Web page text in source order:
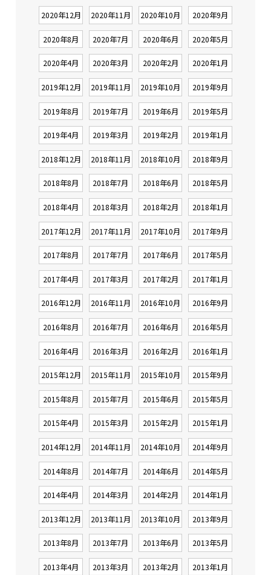
2020年12月 2020年11月 2020年10月 2020年9月
2020年8月 2020年7月 2020年6月 2020年5月
2020年4月 2020年3月 2020年2月 2020年1月
2019年12月 2019年11月 2019年10月 2019年9月
2019年8月 2019年7月 2019年6月 2019年5月
2019年4月 2019年3月 2019年2月 2019年1月
2018年12月 2018年11月 2018年10月 2018年9月
2018年8月 2018年7月 2018年6月 2018年5月
2018年4月 2018年3月 2018年2月 2018年1月
2017年12月 2017年11月 2017年10月 2017年9月
2017年8月 2017年7月 2017年6月 2017年5月
2017年4月 2017年3月 2017年2月 2017年1月
2016年12月 2016年11月 2016年10月 2016年9月
2016年8月 2016年7月 2016年6月 2016年5月
2016年4月 2016年3月 2016年2月 2016年1月
2015年12月 2015年11月 2015年10月 2015年9月
2015年8月 2015年7月 2015年6月 2015年5月
2015年4月 2015年3月 2015年2月 2015年1月
2014年12月 2014年11月 2014年10月 2014年9月
2014年8月 2014年7月 2014年6月 2014年5月
2014年4月 2014年3月 2014年2月 2014年1月
2013年12月 2013年11月 2013年10月 2013年9月
2013年8月 2013年7月 2013年6月 2013年5月
2013年4月 2013年3月 2013年2月 2013年1月